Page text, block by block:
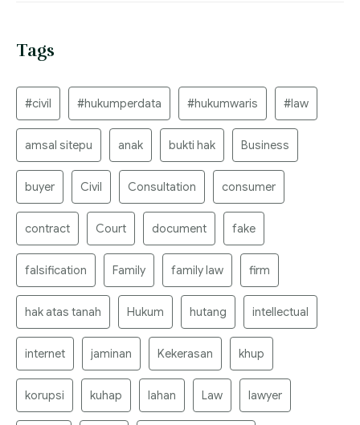
Tags
#civil #hukumperdata #hukumwaris #law
amsal sitepu anak bukti hak Business
buyer Civil Consultation consumer
contract Court document fake
falsification Family family law firm
hak atas tanah Hukum hutang intellectual
internet jaminan Kekerasan khup
korupsi kuhap lahan Law lawyer